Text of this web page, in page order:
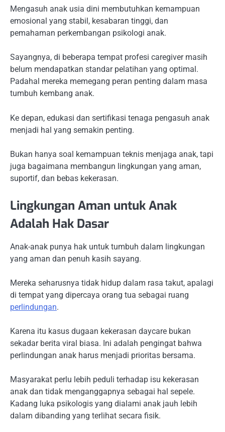
Mengasuh anak usia dini membutuhkan kemampuan
emosional yang stabil, kesabaran tinggi, dan
pemahaman perkembangan psikologi anak.
Sayangnya, di beberapa tempat profesi caregiver masih
belum mendapatkan standar pelatihan yang optimal.
Padahal mereka memegang peran penting dalam masa
tumbuh kembang anak.
Ke depan, edukasi dan sertifikasi tenaga pengasuh anak
menjadi hal yang semakin penting.
Bukan hanya soal kemampuan teknis menjaga anak, tapi
juga bagaimana membangun lingkungan yang aman,
suportif, dan bebas kekerasan.
Lingkungan Aman untuk Anak
Adalah Hak Dasar
Anak-anak punya hak untuk tumbuh dalam lingkungan
yang aman dan penuh kasih sayang.
Mereka seharusnya tidak hidup dalam rasa takut, apalagi
di tempat yang dipercaya orang tua sebagai ruang
perlindungan.
Karena itu kasus dugaan kekerasan daycare bukan
sekadar berita viral biasa. Ini adalah pengingat bahwa
perlindungan anak harus menjadi prioritas bersama.
Masyarakat perlu lebih peduli terhadap isu kekerasan
anak dan tidak menganggapnya sebagai hal sepele.
Kadang luka psikologis yang dialami anak jauh lebih
dalam dibanding yang terlihat secara fisik.